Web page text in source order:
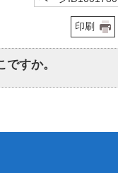
印刷
すか。